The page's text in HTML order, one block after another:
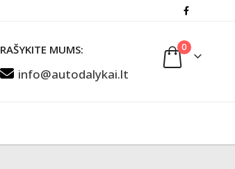
RAŠYKITE MUMS:
info@autodalykai.lt
0